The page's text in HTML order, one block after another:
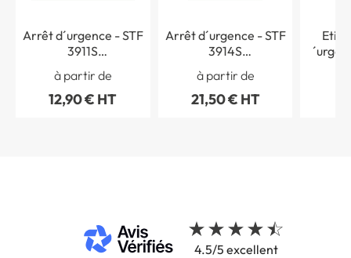
Arrêt d´urgence - STF
3911S
photoluminescent
Classe A
à partir de
12,90 € HT
Arrêt d´urgence - STF
3914S
photoluminescent
Classe A
à partir de
21,50 € HT
4.5/5 excellent